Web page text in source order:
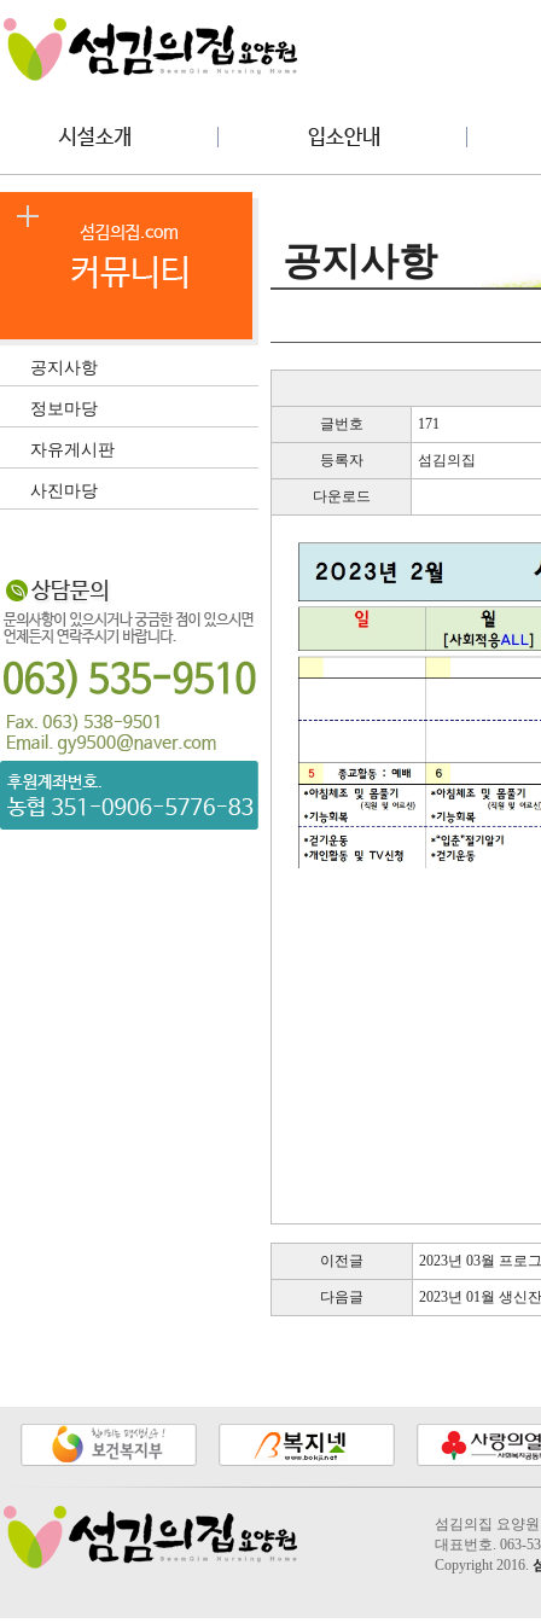
공지사항
정보마당
자유게시판
사진마당
공지사항
글번호 171
등록자 섬김의집
다운로드
이전글 2023년 03월 프로
다음글 2023년 01월 생신
섬김의집 요양
대표번호. 063-
Copyright 2016.